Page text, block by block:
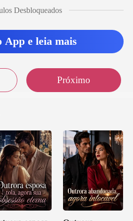
bem? _ Guido indagou.
Desbloqueados
App e leia mais
Próximo